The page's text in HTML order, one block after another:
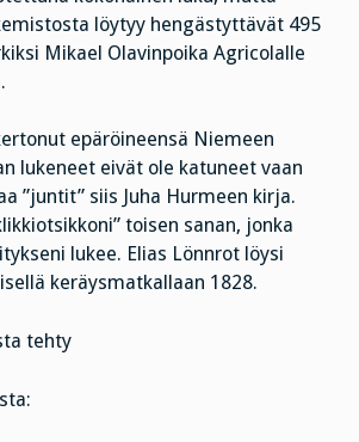
löytyy hengästyttävät 495
Mikael Olavinpoika Agricolalle
epäröineensä Niemeen
lukeneet eivät ole katuneet vaan
”juntit” siis Juha Hurmeen kirja.
toisen sanan, jonka
lukee. Elias Lönnrot löysi
keräysmatkallaan 1828.
tehty